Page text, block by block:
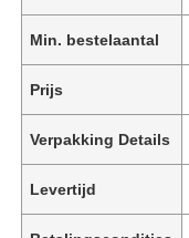
Min. bestelaantal
Prijs
Verpakking Details
Levertijd